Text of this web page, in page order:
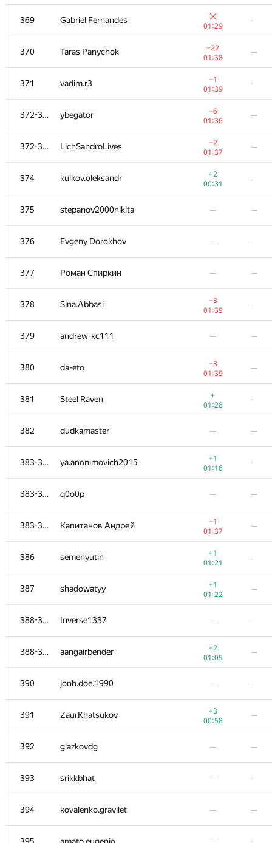
369 Gabriel Fernandes
01:29
—
370 Taras Panychok
−22
01:38
—
371 vadim.r3
−1
01:39
—
372-373 ybegator
−6
01:36
—
372-373 LichSandroLives
−2
01:37
—
374 kulkov.oleksandr
+2
00:31
—
375 stepanov2000nikita — —
376 Evgeny Dorokhov — —
377 Роман Спиркин — —
378 Sina.Abbasi
−3
01:39
—
379 andrew-kc111 — —
380 da-eto
−3
01:39
—
381 Steel Raven
+
01:28
—
382 dudkamaster — —
383-385 ya.anonimovich2015
+1
01:16
—
383-385 q0o0p — —
383-385 Капитанов Андрей
−1
01:37
—
386 semenyutin
+1
01:21
—
387 shadowatyy
+1
01:22
—
388-389 Inverse1337 — —
388-389 aangairbender
+2
01:05
—
390 jonh.doe.1990 — —
391 ZaurKhatsukov
+3
00:58
—
392 glazkovdg — —
393 srikkbhat — —
394 kovalenko.gravilet — —
damien22211
−2
01:38
ruslan02129
−2
01:32
354 krivovkirill
01:13
355 msatskevich —
356 evaaaaaaaan —
357 Голиков Александр
−20
01:39
01:29
p.haipov
360 Ivan
361 ualab
−5
01:35
362 zanthia@tut.by
363 eddy1021
00:13
364 Alexander Sidorenko —
alexander.rass
00:44
—
southsinger
00:40
fengsuiyan —
369 Gabriel Fernandes
01:29
370 Taras Panychok
−22
01:38
371 vadim.r3
01:39
ybegator
−6
01:36
LichSandroLives
01:37
374 kulkov.oleksandr
+2
00:31
375 stepanov2000nikita
376 Evgeny Dorokhov
377 Роман Спиркин
378